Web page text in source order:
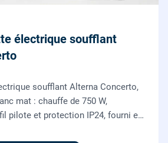
électrique soufflant
soufflant Alterna Concerto,
mat : chauffe de 750 W,
pilote et protection IP24, fourni et